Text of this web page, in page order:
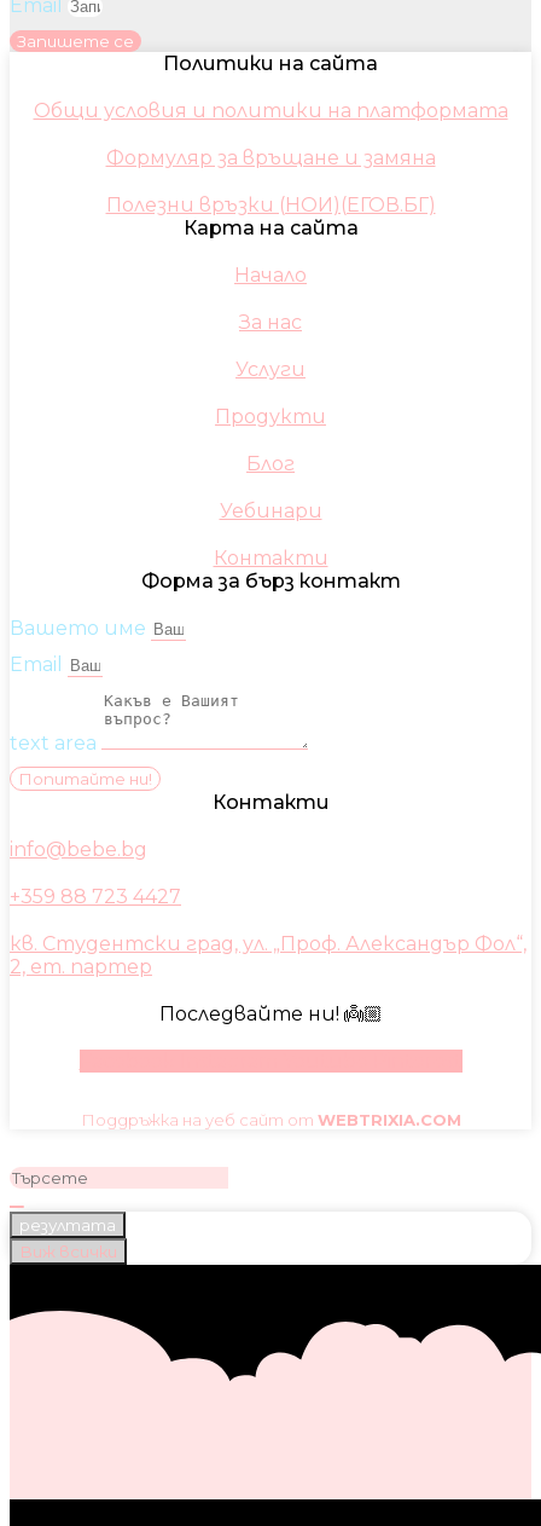
Email
Запишете се
Политики на сайта
Общи условия и политики на платформата
Формуляр за връщане и замяна
Полезни връзки (НОИ)(ЕГОВ.БГ)
Карта на сайта
Начало
За нас
Услуги
Продукти
Блог
Уебинари
Контакти
Форма за бърз контакт
Вашето име
Email
text area
Попитайте ни!
Контакти
info@bebe.bg
+359 88 723 4427
кв. Студентски град, ул. „Проф. Александър Фол“,
2, ет. партер
Последвайте ни! 👼🏼
Поддръжка на уеб сайт от WEBTRIXIA.COM
резултата
Виж всички